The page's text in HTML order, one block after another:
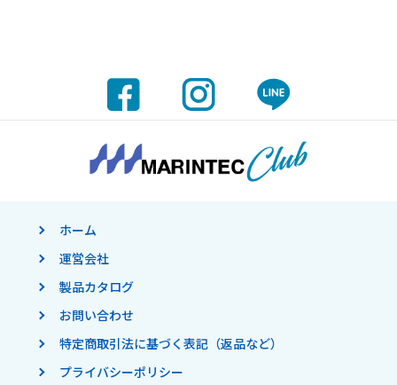
ホーム
運営会社
製品カタログ
お問い合わせ
特定商取引法に基づく表記（返品など）
プライバシーポリシー